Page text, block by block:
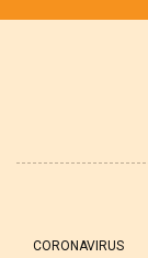
CORONAVIRUS